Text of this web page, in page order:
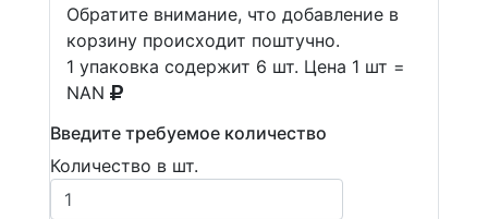
Обратите внимание, что добавление в
корзину происходит поштучно.
1 упаковка содержит 6 шт. Цена 1 шт =
NAN
Введите требуемое количество
Количество в шт.